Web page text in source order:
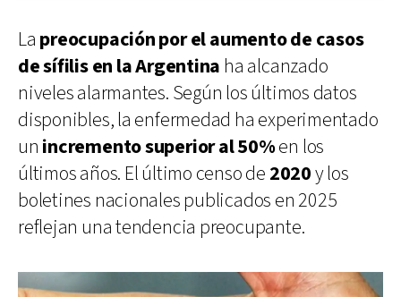
La preocupación por el aumento de casos
de sífilis en la Argentina ha alcanzado
niveles alarmantes. Según los últimos datos
disponibles, la enfermedad ha experimentado
un incremento superior al 50%en los
últimos años. El último censo de 2020y los
boletines nacionales publicados en 2025
reflejan una tendencia preocupante.